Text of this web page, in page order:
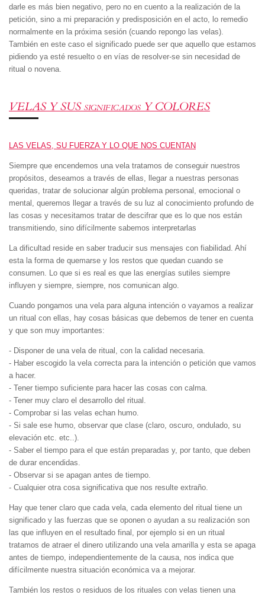
darle es más bien negativo, pero no en cuento a la realización de la
petición, sino a mi preparación y predisposición en el acto, lo remedio
normalmente en la próxima sesión (cuando repongo las velas).
También en este caso el significado puede ser que aquello que estamos
pidiendo ya esté resuelto o en vías de resolver-se sin necesidad de
ritual o novena.
VELAS Y SUS SIGNIFICADOS Y COLORES
LAS VELAS, SU FUERZA Y LO QUE NOS CUENTAN
Siempre que encendemos una vela tratamos de conseguir nuestros
propósitos, deseamos a través de ellas, llegar a nuestras personas
queridas, tratar de solucionar algún problema personal, emocional o
mental, queremos llegar a través de su luz al conocimiento profundo de
las cosas y necesitamos tratar de descifrar que es lo que nos están
transmitiendo, sino difícilmente sabemos interpretarlas
La dificultad reside en saber traducir sus mensajes con fiabilidad. Ahí
esta la forma de quemarse y los restos que quedan cuando se
consumen. Lo que si es real es que las energías sutiles siempre
influyen y siempre, siempre, nos comunican algo.
Cuando pongamos una vela para alguna intención o vayamos a realizar
un ritual con ellas, hay cosas básicas que debemos de tener en cuenta
y que son muy importantes:
- Disponer de una vela de ritual, con la calidad necesaria.
- Haber escogido la vela correcta para la intención o petición que vamos
a hacer.
- Tener tiempo suficiente para hacer las cosas con calma.
- Tener muy claro el desarrollo del ritual.
- Comprobar si las velas echan humo.
- Si sale ese humo, observar que clase (claro, oscuro, ondulado, su
elevación etc. etc..).
- Saber el tiempo para el que están preparadas y, por tanto, que deben
de durar encendidas.
- Observar si se apagan antes de tiempo.
- Cualquier otra cosa significativa que nos resulte extraño.
Hay que tener claro que cada vela, cada elemento del ritual tiene un
significado y las fuerzas que se oponen o ayudan a su realización son
las que influyen en el resultado final, por ejemplo si en un ritual
tratamos de atraer el dinero utilizando una vela amarilla y esta se apaga
antes de tiempo, independientemente de la causa, nos indica que
difícilmente nuestra situación económica va a mejorar.
También los restos o residuos de los rituales con velas tienen una